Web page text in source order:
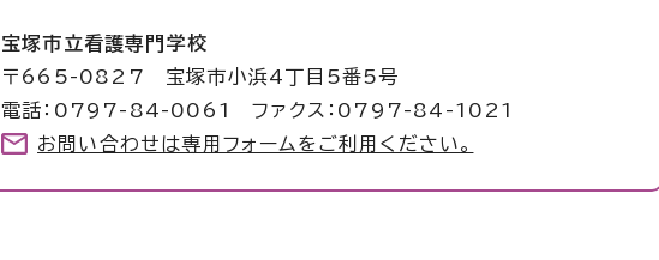
宝塚市立看護専門学校
〒665-0827 宝塚市小浜4丁目5番5号
電話：0797-84-0061 ファクス：0797-84-1021
お問い合わせは専用フォームをご利用ください。